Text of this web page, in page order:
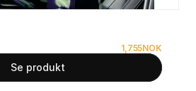
1,755NOK
Se produkt